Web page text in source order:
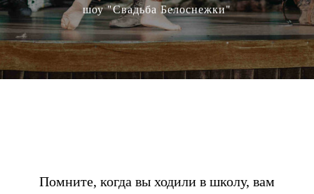
шоу "Свадьба Белоснежки"
Помните, когда вы ходили в школу, вам